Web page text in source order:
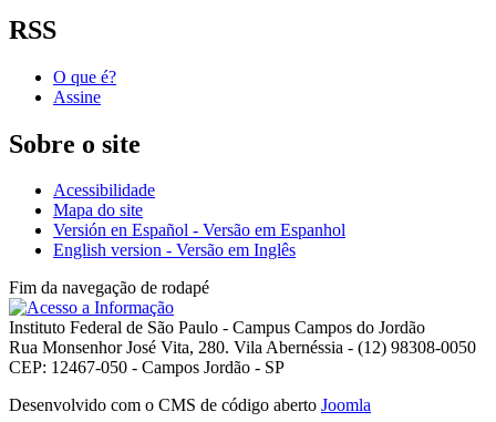
RSS
O que é?
Assine
Sobre o site
Acessibilidade
Mapa do site
Versión en Español - Versão em Espanhol
English version - Versão em Inglês
Fim da navegação de rodapé
Instituto Federal de São Paulo - Campus Campos do Jordão
Rua Monsenhor José Vita, 280. Vila Abernéssia - (12) 98308-0050
CEP: 12467-050 - Campos Jordão - SP
Desenvolvido com o CMS de código aberto Joomla